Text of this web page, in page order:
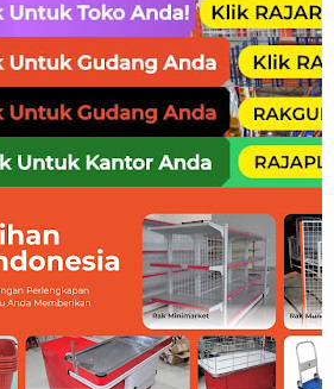
Toko Dll